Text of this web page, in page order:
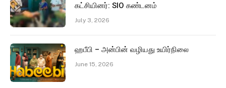
கட்சியினர்: SIO கண்டனம்
July 3, 2026
ஹபீபி – அன்பின் வழியது உயிர்நிலை
June 15, 2026